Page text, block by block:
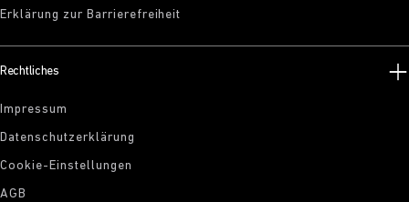
Erklärung zur Barrierefreiheit
Rechtliches
Impressum
Datenschutzerklärung
Cookie-Einstellungen
AGB